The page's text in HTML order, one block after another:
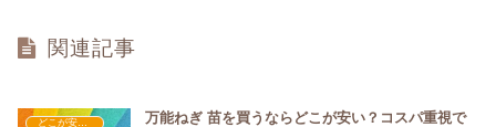
関連記事
万能ねぎ 苗を買うならどこが安い？コスパ重視で